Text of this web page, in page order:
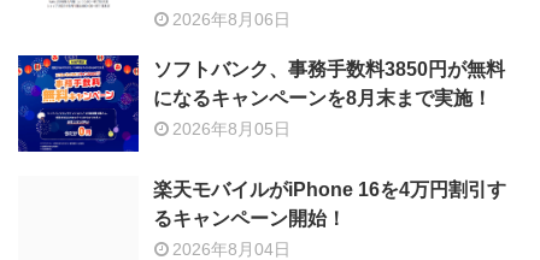
2026年8月06日
ソフトバンク、事務手数料3850円が無料
になるキャンペーンを8月末まで実施！
2026年8月05日
楽天モバイルがiPhone 16を4万円割引す
るキャンペーン開始！
2026年8月04日